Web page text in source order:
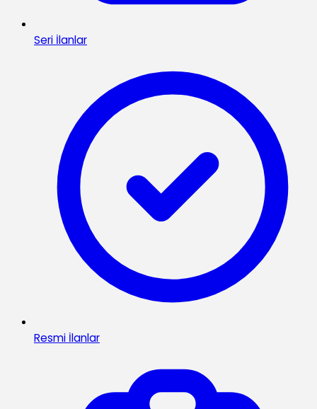
Seri İlanlar
Resmi İlanlar